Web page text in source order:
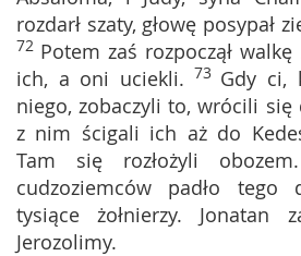
rozdarł szaty, głowę posypał
72 Potem zaś rozpoczął
ich, a oni uciekli. 73 Gdy ci,
niego, zobaczyli to, wrócili
z nim ścigali ich aż do
Tam się rozłożyli obozem.
cudzoziemców padło
tysiące żołnierzy. Jonatan
Jerozolimy.